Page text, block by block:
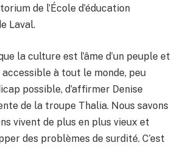
de l’École d’éducation
Laval.
la culture est l’âme d’un peuple et
accessible à tout le monde, peu
possible, d’affirmer Denise
de la troupe Thalia. Nous savons
vivent de plus en plus vieux et
des problèmes de surdité. C’est